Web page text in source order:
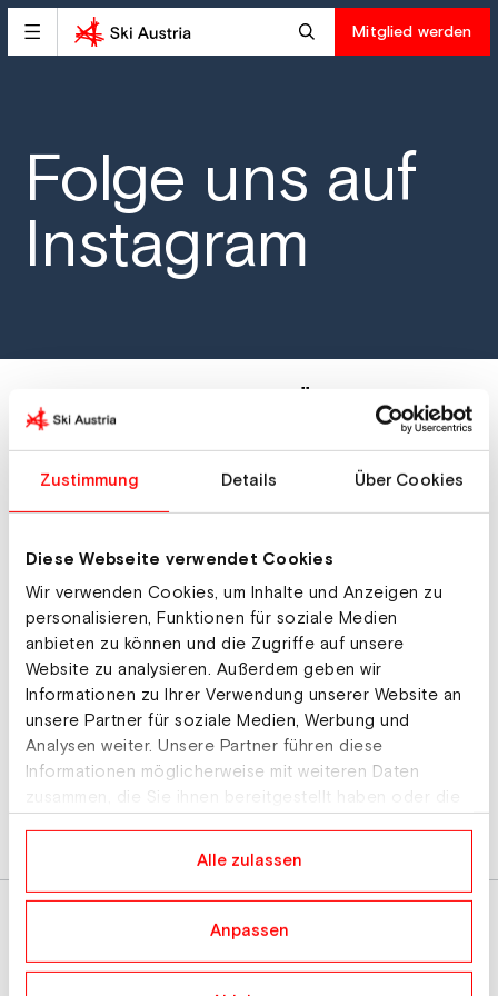
Zustimmung Details Über Cookies
Diese Webseite verwendet Cookies
Wir verwenden Cookies, um Inhalte und Anzeigen zu
personalisieren, Funktionen für soziale Medien
anbieten zu können und die Zugriffe auf unsere
Website zu analysieren. Außerdem geben wir
Informationen zu Ihrer Verwendung unserer Website an
unsere Partner für soziale Medien, Werbung und
Analysen weiter. Unsere Partner führen diese
Informationen möglicherweise mit weiteren Daten
zusammen, die Sie ihnen bereitgestellt haben oder die
Alle zulassen
Anpassen
Mitglied werden
Folge uns auf
Instagram
Unsere Kanäle in der Übersicht
Ski Austria Official
Ski Austria Alpin Herren
Ski Austria Nordic Combined
Ski Austria Biathlon
Ski Austria Paraski
Ski Austria Langlauf
Freestyle Austria
Snowboard Team Austria
Ski Austria Skicross
Ski Austria Mountaineering